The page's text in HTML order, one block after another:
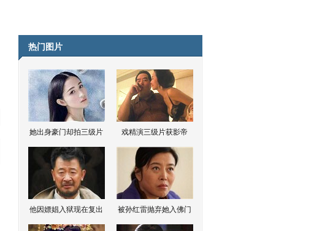
热门图片
她出身豪门却拍三级片 戏精演三级片获影帝
他因嫖娼入狱现在复出 被孙红雷抛弃她入佛门